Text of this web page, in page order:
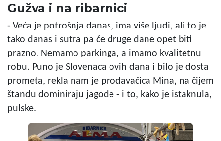
Gužva i na ribarnici
- Veća je potrošnja danas, ima više ljudi, ali to je
tako danas i sutra pa će druge dane opet biti
prazno. Nemamo parkinga, a imamo kvalitetnu
robu. Puno je Slovenaca ovih dana i bilo je dosta
prometa, rekla nam je prodavačica Mina, na čijem
štandu dominiraju jagode - i to, kako je istaknula,
pulske.